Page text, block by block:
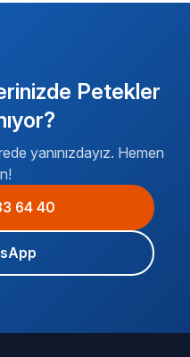
Petekler
yanınızdayız. Hemen
64 40